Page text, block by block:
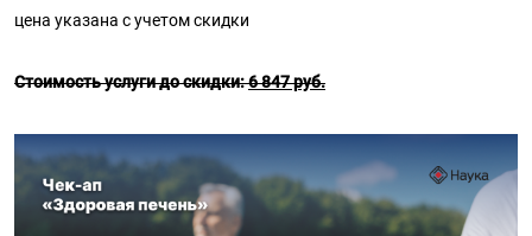
цена указана с учетом скидки
Стоимость услуги до скидки:6 847 руб.